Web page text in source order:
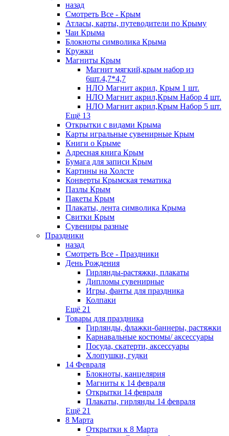
назад
Смотреть Все - Крым
Атласы, карты, путеводители по Крыму
Чаи Крыма
Блокноты символика Крыма
Кружки
Магниты Крым
Магнит мягкий,крым набор из
6шт.4,7*4,7
НЛО Магнит акрил, Крым 1 шт.
НЛО Магнит акрил,Крым Набор 4 шт.
НЛО Магнит акрил,Крым Набор 5 шт.
Ещё 13
Открытки с видами Крыма
Карты игральные сувенирные Крым
Книги о Крыме
Адресная книга Крым
Бумага для записи Крым
Картины на Холсте
Конверты Крымская тематика
Пазлы Крым
Пакеты Крым
Плакаты, лента символика Крыма
Свитки Крым
Сувениры разные
Праздники
назад
Смотреть Все - Праздники
День Рождения
Гирлянды-растяжки, плакаты
Дипломы сувенирные
Игры, фанты для праздника
Колпаки
Ещё 21
Товары для праздника
Гирлянды, флажки-баннеры, растяжки
Карнавальные костюмы/ аксессуары
Посуда, скатерти, аксессуары
Хлопушки, гудки
14 Февраля
Блокноты, канцелярия
Магниты к 14 февраля
Открытки 14 февраля
Плакаты, гирлянды 14 февраля
Ещё 21
8 Марта
Открытки к 8 Марта